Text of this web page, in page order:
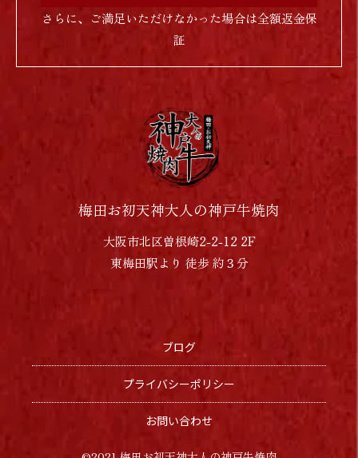
さらに、ご満足いただけなかった場合は全額返金保
証
梅田お初天神大人の神戸牛焼肉
大阪市北区曽根崎2-2-12 2F
東梅田駅より 徒歩 約３分
ブログ
プライバシーポリシー
お問い合わせ